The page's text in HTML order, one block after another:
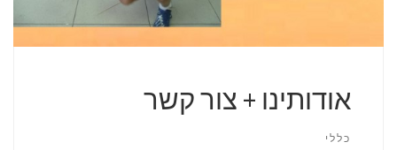
אודותינו + צור קשר
כללי